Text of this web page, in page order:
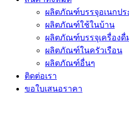
ผลิตภัณฑ์บรรจุอเนกปร
ผลิตภัณฑ์ใช้ในบ้าน
ผลิตภัณฑ์บรรจุเครื่องดื่
ผลิตภัณฑ์ในครัวเรือน
ผลิตภัณฑ์อื่นๆ
ติดต่อเรา
ขอใบเสนอราคา